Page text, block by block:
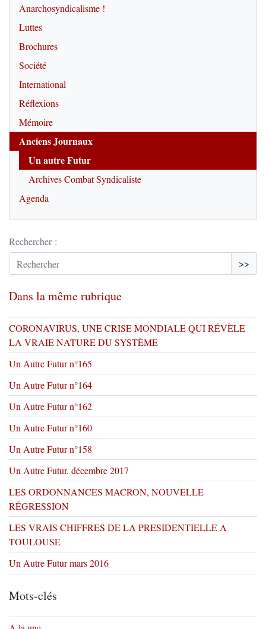
Anarchosyndicalisme !
Luttes
Brochures
Société
International
Réflexions
Mémoire
Anciens Journaux
Un autre Futur
Archives Combat Syndicaliste
Agenda
Rechercher :
>>
Dans la même rubrique
CORONAVIRUS, UNE CRISE MONDIALE QUI RÉVÈLE
LA VRAIE NATURE DU SYSTÈME
Un Autre Futur n°165
Un Autre Futur n°164
Un Autre Futur n°162
Un Autre Futur n°160
Un Autre Futur n°158
Un Autre Futur, décembre 2017
LES ORDONNANCES MACRON, NOUVELLE
RÉGRESSION
LES VRAIS CHIFFRES DE LA PRESIDENTIELLE A
TOULOUSE
Un Autre Futur mars 2016
Mots-clés